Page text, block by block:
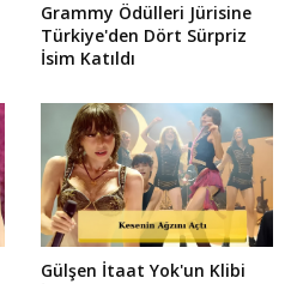
Grammy Ödülleri Jürisine
Türkiye'den Dört Sürpriz
İsim Katıldı
Gülşen İtaat Yok'un Klibi